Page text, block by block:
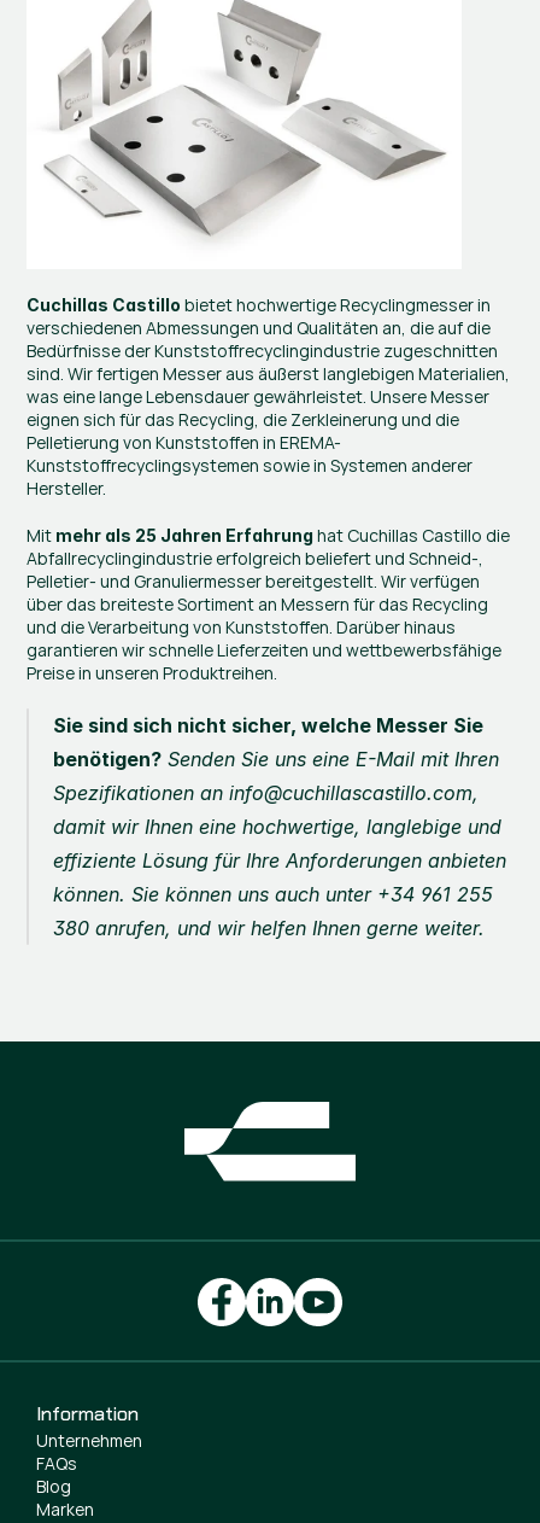
Cuchillas Castillo bietet hochwertige Recyclingmesser in
verschiedenen Abmessungen und Qualitäten an, die auf die
Bedürfnisse der Kunststoffrecyclingindustrie zugeschnitten
sind. Wir fertigen Messer aus äußerst langlebigen Materialien,
was eine lange Lebensdauer gewährleistet. Unsere Messer
eignen sich für das Recycling, die Zerkleinerung und die
Pelletierung von Kunststoffen in EREMA-
Kunststoffrecyclingsystemen sowie in Systemen anderer
Hersteller.
Mit mehr als 25 Jahren Erfahrung hat Cuchillas Castillo die
Abfallrecyclingindustrie erfolgreich beliefert und Schneid-,
Pelletier- und Granuliermesser bereitgestellt. Wir verfügen
über das breiteste Sortiment an Messern für das Recycling
und die Verarbeitung von Kunststoffen. Darüber hinaus
garantieren wir schnelle Lieferzeiten und wettbewerbsfähige
Preise in unseren Produktreihen.
Sie sind sich nicht sicher, welche Messer Sie
benötigen? Senden Sie uns eine E-Mail mit Ihren
Spezifikationen an info@cuchillascastillo.com,
damit wir Ihnen eine hochwertige, langlebige und
effiziente Lösung für Ihre Anforderungen anbieten
können. Sie können uns auch unter +34 961 255
380 anrufen, und wir helfen Ihnen gerne weiter.
Information
Unternehmen
FAQs
Blog
Marken